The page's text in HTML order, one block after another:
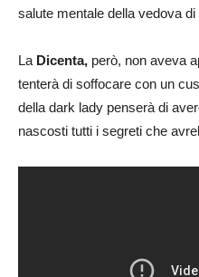
salute mentale della vedova
La Dicenta, però, non aveva
tenterà di soffocare con un
della dark lady penserà di
nascosti tutti i segreti che